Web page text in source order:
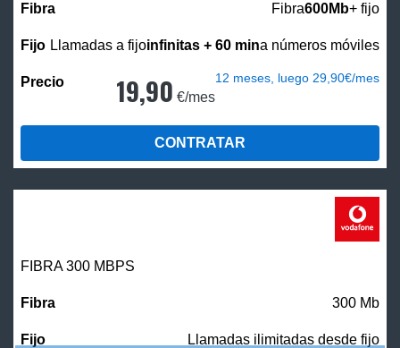
Fibra600Mb+ fijo
Llamadas a fijoinfinitas + 60 mina números móviles
19,90 €/mes
12 meses, luego 29,90€/mes
CONTRATAR
FIBRA 300 MBPS
300 Mb
Llamadas ilimitadas desde fijo